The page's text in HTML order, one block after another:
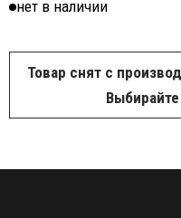
нет в наличии
Товар снят с